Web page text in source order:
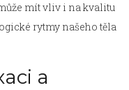
mít vliv i na kvalitu
rytmy našeho těla
a